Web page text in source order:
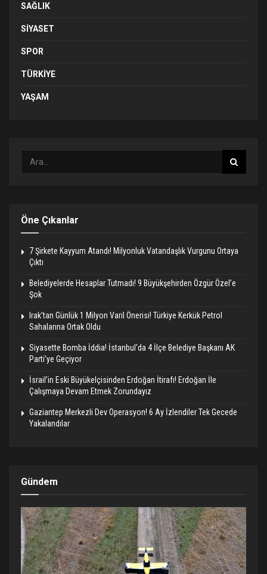
SAĞLIK
SIYASET
SPOR
TÜRKIYE
YAŞAM
Öne Çıkanlar
7 Şirkete Kayyum Atandı! Milyonluk Vatandaşlık Vurgunu Ortaya
Çıktı
Belediyelerde Hesaplar Tutmadı! 9 Büyükşehirden Özgür Özel’e
Şok
Irak’tan Günlük 1 Milyon Varil Önerisi! Türkiye Kerkük Petrol
Sahalarına Ortak Oldu
Siyasette Bomba İddia! İstanbul’da 4 İlçe Belediye Başkanı AK
Parti’ye Geçiyor
İsrail’in Eski Büyükelçisinden Erdoğan İtirafı! Erdoğan İle
Çalışmaya Devam Etmek Zorundayız
Gaziantep Merkezli Dev Operasyon! 6 Ay İzlendiler Tek Gecede
Yakalandılar
Gündem